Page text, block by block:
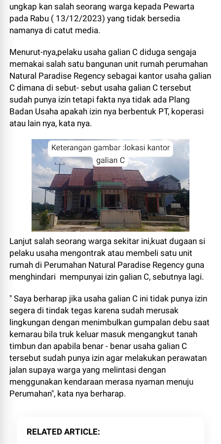
ungkap kan salah seorang warga kepada Pewarta
pada Rabu ( 13/12/2023) yang tidak bersedia
namanya di catut media.
Menurut-nya,pelaku usaha galian C diduga sengaja
memakai salah satu bangunan unit rumah perumahan
Natural Paradise Regency sebagai kantor usaha galian
C dimana di sebut- sebut usaha galian C tersebut
sudah punya izin tetapi fakta nya tidak ada Plang
Badan Usaha apakah izin nya berbentuk PT, koperasi
atau lain nya, kata nya.
Lanjut salah seorang warga sekitar ini,kuat dugaan si
pelaku usaha mengontrak atau membeli satu unit
rumah di Perumahan Natural Paradise Regency guna
menghindari mempunyai izin galian C, sebutnya lagi.
" Saya berharap jika usaha galian C ini tidak punya izin
segera di tindak tegas karena sudah merusak
lingkungan dengan menimbulkan gumpalan debu saat
kemarau bila truk keluar masuk mengangkut tanah
timbun dan apabila benar - benar usaha galian C
tersebut sudah punya izin agar melakukan perawatan
jalan supaya warga yang melintasi dengan
menggunakan kendaraan merasa nyaman menuju
Perumahan", kata nya berharap.
RELATED ARTICLE